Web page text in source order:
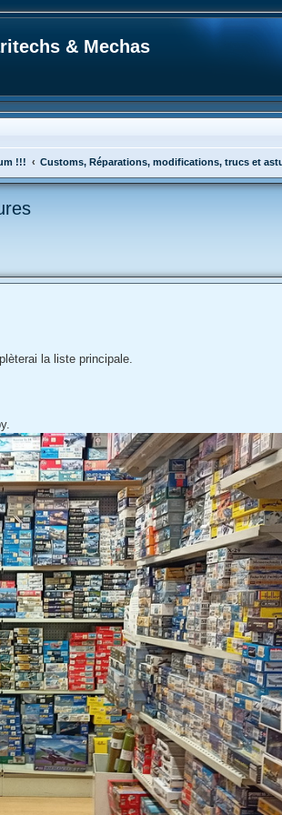
& Mechas
!!! Customs, Réparations, modifications, trucs et
la liste principale.